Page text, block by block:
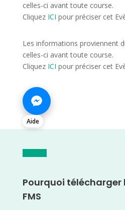
celles-ci avant toute course.
Cliquez ICI pour préciser cet
Les informations proviennent
celles-ci avant toute course.
Cliquez ICI pour préciser cet
Aide
Pourquoi télécharger
FMS